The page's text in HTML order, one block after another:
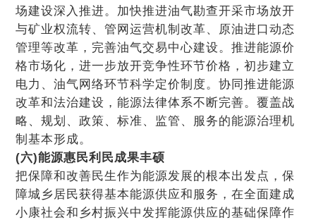
场建设深入推进。加快推进油气勘查开采市场放开
与矿业权流转、管网运营机制改革、原油进口动态
管理等改革，完善油气交易中心建设。推进能源价
格市场化，进一步放开竞争性环节价格，初步建立
电力、油气网络环节科学定价制度。协同推进能源
改革和法治建设，能源法律体系不断完善。覆盖战
略、规划、政策、标准、监管、服务的能源治理机
制基本形成。
(六)能源惠民利民成果丰硕
把保障和改善民生作为能源发展的根本出发点，保
障城乡居民获得基本能源供应和服务，在全面建成
小康社会和乡村振兴中发挥能源供应的基础保障作